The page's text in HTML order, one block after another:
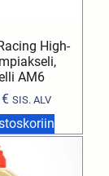
High-
AM6
€ SIS. ALV